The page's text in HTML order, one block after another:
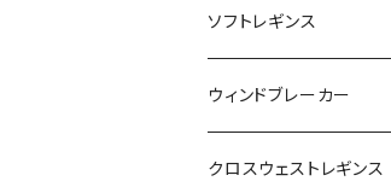
ソフトレギンス
ウィンドブレーカー
クロスウェストレギンス